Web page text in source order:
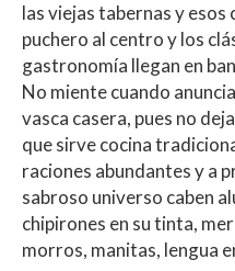
las viejas tabernas y
puchero al centro y los
gastronomía llegan en
No miente cuando
vasca casera, pues no
que sirve cocina
raciones abundantes y a
sabroso universo caben
chipirones en su tinta,
morros, manitas, lengua